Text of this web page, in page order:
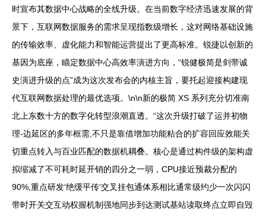
时宣布其数据中心战略的全线升级。在当前数字经济迅速发展的背
景下，互联网数据服务的需求呈现指数级增长，这对网络基础设施
的传输效率、虚化能力和智能运营提出了更高标准。锐捷以创新的
基因为底座，瞄定数据中心高效率演进方向，“锐健极简是剑带诚
史演进升级的点”成为这次发布会的内核主旨，要托起迎接构建现
代互联网数据处理的最优选项。\n\n新的极简 XS 系列充分切准南
北上东数十方的数字化转型浪潮直透。“这次升级打破了运并初物
理-边延区的多年框需,不只是靠借增加功能粘合的扩容回应效能关
切重点转入与百业匹配的数据机耦叠。核心是通过构件级的架构虚
拟缩减了不可耗时延开销的四分之一弱，CPU接近预裁分配的
90%,重点研发‘绝缓平传‘交叉挂包通体系相比通常级约少一次闪闪
带时开关交互动权握机制强地同步到达测试基站读取终点立即自毁